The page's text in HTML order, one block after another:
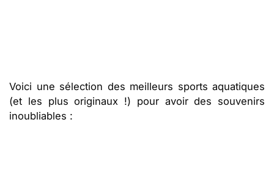
Voici une sélection des meilleurs sports aquatiques
(et les plus originaux !) pour avoir des souvenirs
inoubliables :